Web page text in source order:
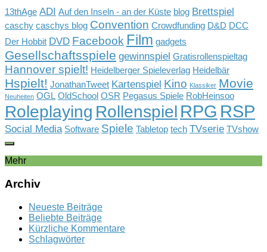
13thAge ADI Auf den Inseln - an der Küste blog Brettspiel
caschy caschys blog Convention Crowdfunding D&D DCC
Der Hobbit DVD Facebook Film gadgets
Gesellschaftsspiele gewinnspiel Gratisrollenspieltag
Hannover spielt! Heidelberger Spieleverlag Heidelbär
Hspielt! JonathanTweet Kartenspiel Kino Klassiker Movie
Neuheiten OGL OldSchool OSR Pegasus Spiele RobHeinsoo
Roleplaying Rollenspiel RPG RSP
Social Media Software Spiele Tabletop tech TVserie TVshow
Mehr
Archiv
Neueste Beiträge
Beliebte Beiträge
Kürzliche Kommentare
Schlagwörter